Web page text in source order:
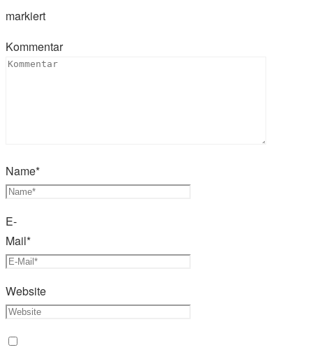
markiert
Kommentar
Name*
E-
Mail*
Website